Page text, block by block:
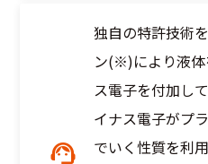
独自の特許技術
ン(※)により液体
ス電子を付加し
イナス電子がプ
でいく性質を利